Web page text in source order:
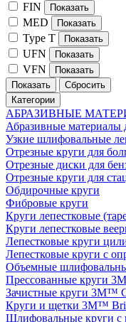
FIN
MED
Type T
UFN
VFN
Категории
АБРАЗИВНЫЕ
Абразивные материалы
Узкие шлифовальные
Отрезные круги для
Отрезные диски для
Отрезные круги для
Обдирочные круги
Фибровые круги
Круги лепестковые
Круги лепестковые
Лепестковые круги
Лепестковые круги с
Объемные
Прессованные круги
Зачистные круги 3M™
Круги и щетки 3M™
Шлифовальные круги